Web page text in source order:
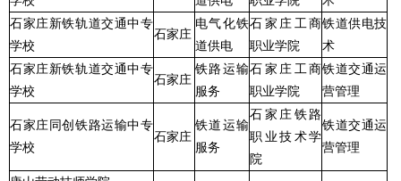
石家庄新铁轨道交通中专
学校
石家庄
电气化铁
道供电
石家庄工商
职业学院
铁道供电技
术
石家庄新铁轨道交通中专
学校
石家庄
铁路运输
服务
石家庄工商
职业学院
铁道交通运
营管理
石家庄同创铁路运输中专
学校
石家庄
铁道运输
服务
石家庄铁路
职业技术学
院
铁道交通运
营管理